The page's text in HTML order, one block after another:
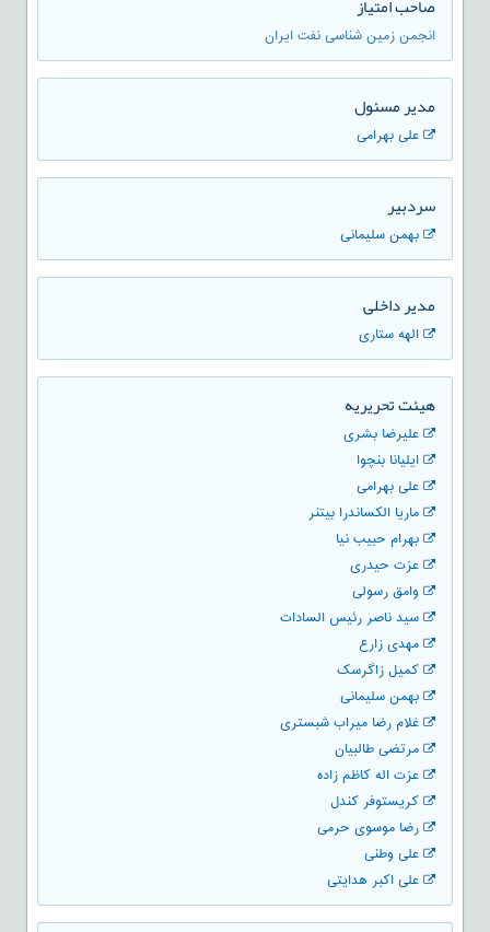
انجمن زمین شناسی نفت ایران
مدير مسئول
علی بهرامی
سردبیر
بهمن سلیمانی
مدیر داخلی
الهه ستاری
هیئت تحریریه
علیرضا بشری
ایلیانا بنچوا
علی بهرامی
ماریا الکساندرا بیتنر
بهرام حبیب نیا
عزت حیدری
وامق رسولی
سید ناصر رئیس السادات
مهدی زارع
کمیل زاگرسک
بهمن سلیمانی
غلام رضا میراب شبستری
مرتضی طالبیان
عزت اله کاظم زاده
کریستوفر کندل
رضا موسوی حرمی
علی وطنی
علی اکبر هدایتی